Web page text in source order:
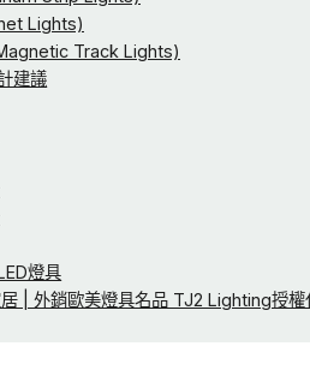
Lights)
Track Lights)
建議
燈具
| 外銷歐美燈具名品 TJ2 Lighting授權